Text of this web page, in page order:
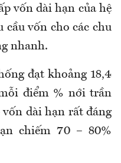
vốn dài hạn của hệ
vốn cho các chu
nhanh.
đạt khoảng 18,4
điểm % nới trần
dài hạn rất đáng
chiếm 70 – 80%